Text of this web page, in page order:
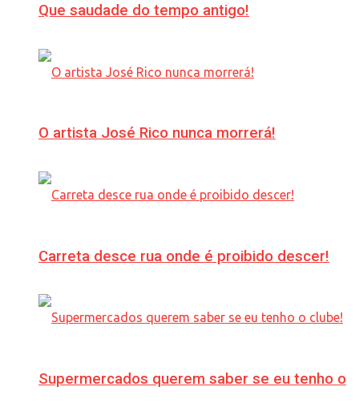
Que saudade do tempo antigo!
O artista José Rico nunca morrerá!
Carreta desce rua onde é proibido descer!
Supermercados querem saber se eu tenho o